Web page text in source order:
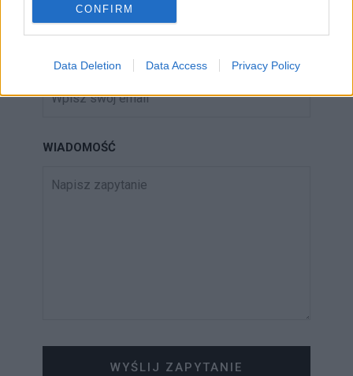
CONFIRM
Data Deletion Data Access Privacy Policy
EMAIL
WIADOMOŚĆ
WYŚLIJ ZAPYTANIE